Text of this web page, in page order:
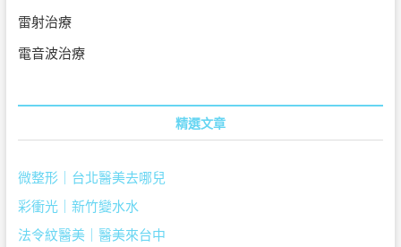
雷射治療
電音波治療
精選文章
微整形｜台北醫美去哪兒
彩衝光｜新竹變水水
法令紋醫美｜醫美來台中